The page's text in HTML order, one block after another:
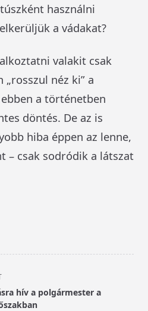
használni
a vádakat?
valakit csak
néz ki” a
a történetben
döntés. De az is
hiba éppen az lenne,
– csak sodródik a látszat
hív a polgármester a